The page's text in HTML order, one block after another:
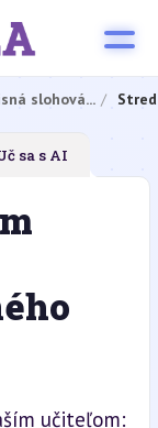
slohová...
sa s AI
učiteľom: